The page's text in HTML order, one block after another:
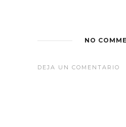
NO
DEJA UN COMENTARIO